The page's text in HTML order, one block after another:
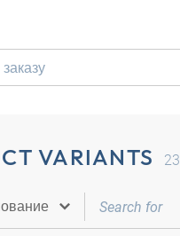
VARIANTS 23